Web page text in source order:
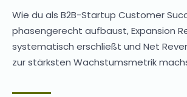
Wie du als B2B-Startup Customer
phasengerecht aufbaust, Expansion
systematisch erschließt und Net
zur stärksten Wachstumsmetrik